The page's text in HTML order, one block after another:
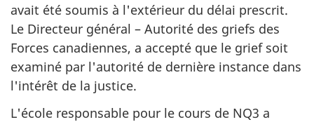
avait été soumis à l'extérieur du délai prescrit.
Le Directeur général – Autorité des griefs des
Forces canadiennes, a accepté que le grief soit
examiné par l'autorité de dernière instance dans
l'intérêt de la justice.
L'école responsable pour le cours de NQ3 a